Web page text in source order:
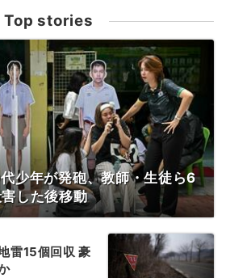
Top stories
少年が発砲、教師・生徒ら6
した後移動
雷15個回収 豪